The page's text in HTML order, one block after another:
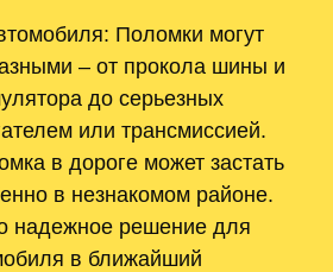
Поломки могут
– от прокола шины и
до серьезных
или трансмиссией.
в дороге может застать
в незнакомом районе.
надежное решение для
в ближайший